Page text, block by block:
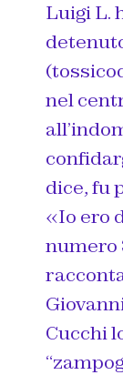
Luigi L.
nel
dice, fu
«Io ero
numero
Cucchi